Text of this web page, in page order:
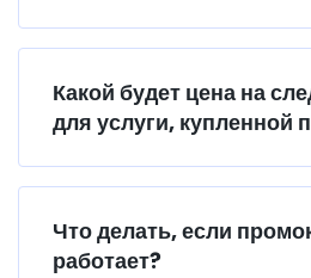
Какой будет цена на
для услуги, купленной
Что делать, если
работает?